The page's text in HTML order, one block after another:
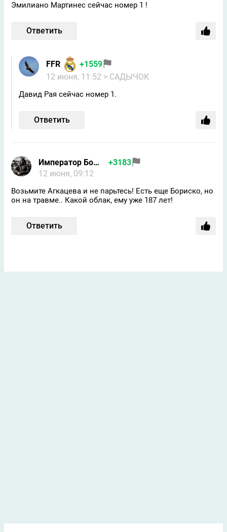
Эмилиано Мартинес сейчас номер 1 !
Ответить
FFR
+1559
12 июня, 11:52 > САДЫЧОК
Давид Рая сейчас номер 1.
Ответить
Император Бомжей
+3183
12 июня, 09:12
Возьмите Агкацева и не парьтесь! Есть еще Бориско, но
он на травме.. Какой облак, ему уже 187 лет!
Ответить